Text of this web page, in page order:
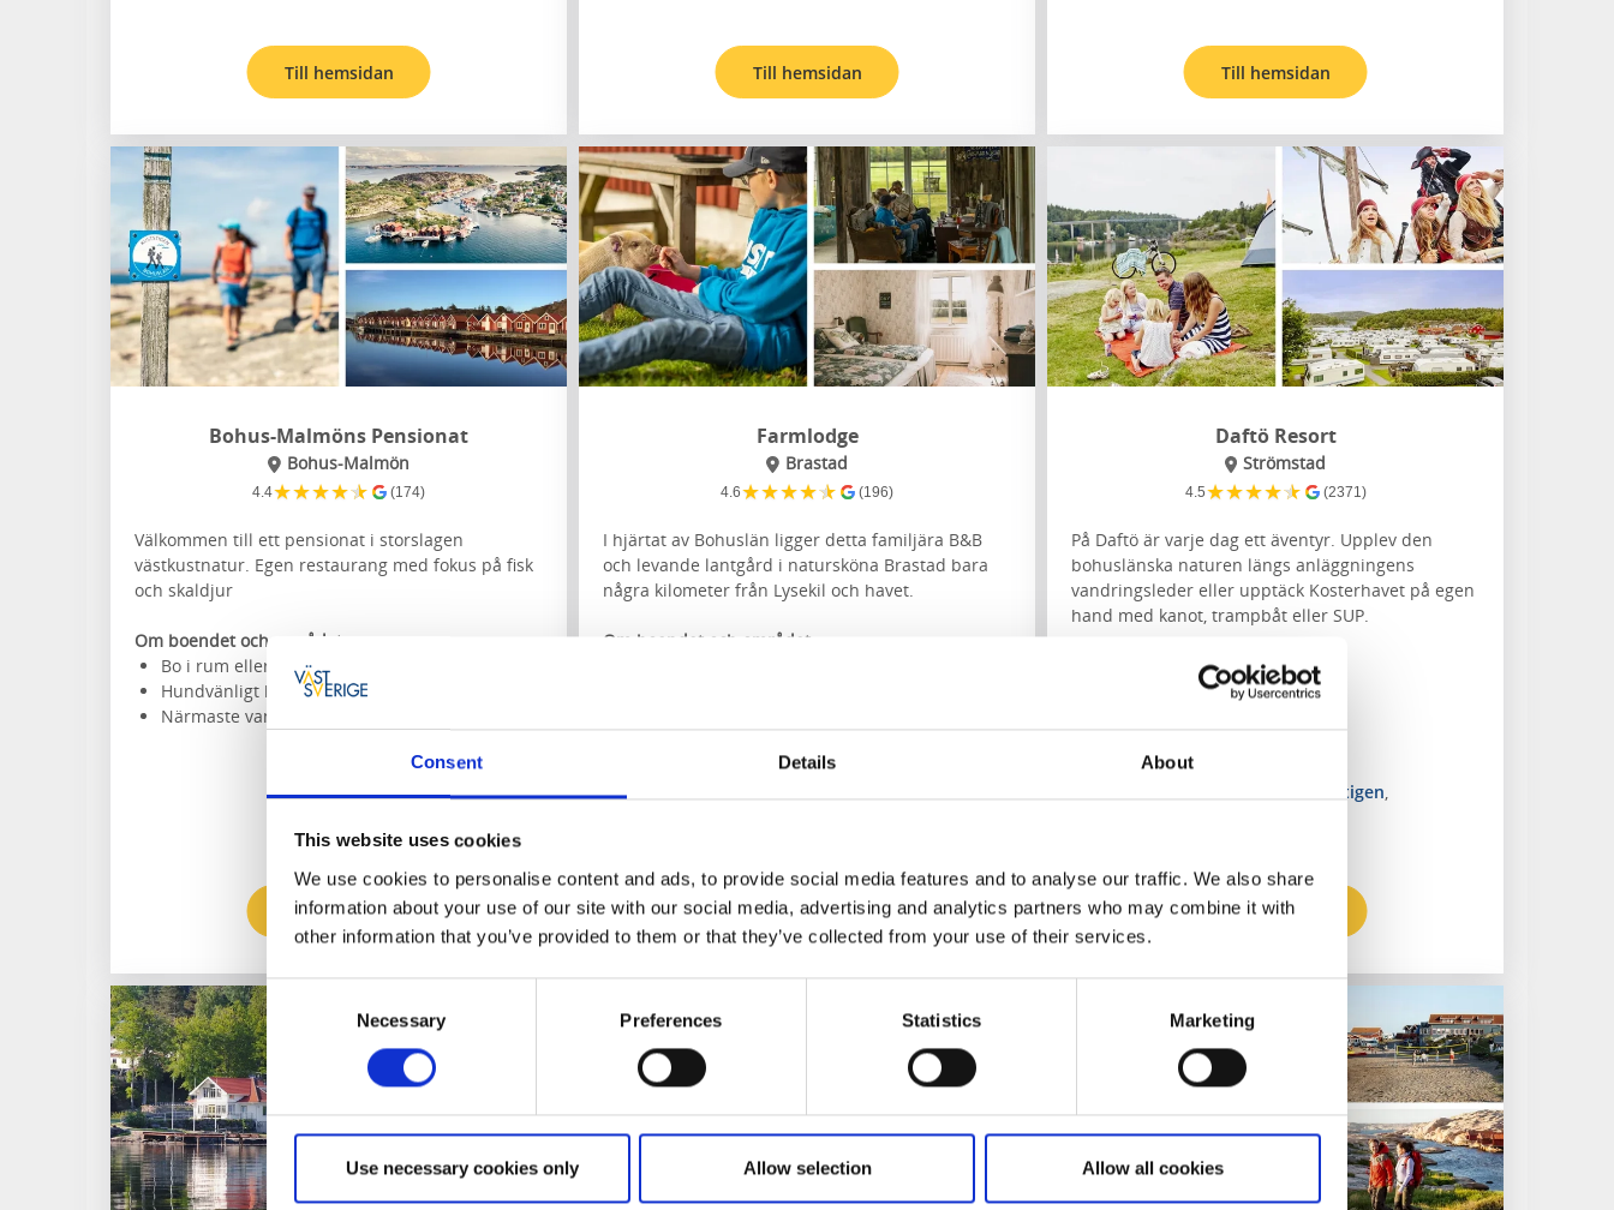
Consent Details About
This website uses cookies
We use cookies to personalise content and ads, to provide social media features and to analyse our traffic. We also share
information about your use of our site with our social media, advertising and analytics partners who may combine it with
other information that you’ve provided to them or that they’ve collected from your use of their services.
Consent
Selection
Necessary Preferences Statistics Marketing
Use necessary cookies only Allow selection Allow all cookies
Till hemsidan Till hemsidan Till hemsidan
Bohus-Malmöns Pensionat
Bohus-Malmön
4.4★★★★★ (174)
Välkommen till ett pensionat i storslagen
västkustnatur. Egen restaurang med fokus på fisk
och skaldjur
Om boendet och området:
Bo i rum eller stuga
Hundvänligt boende
Närmaste vandringsled:
Till hemsidan
Farmlodge
Brastad
4.6★★★★★ (196)
I hjärtat av Bohuslän ligger detta familjära B&B
och levande lantgård i natursköna Brastad bara
några kilometer från Lysekil och havet.
Om boendet och området:
Till hemsidan
Daftö Resort
Strömstad
4.5★★★★★ (2371)
På Daftö är varje dag ett äventyr. Upplev den
bohuslänska naturen längs anläggningens
vandringsleder eller upptäck Kosterhavet på egen
hand med kanot, trampbåt eller SUP.
Om boendet och området:
Padel, äventyrsgolf, MTB
Egen restaurang
Kuststigen,
Till hemsidan